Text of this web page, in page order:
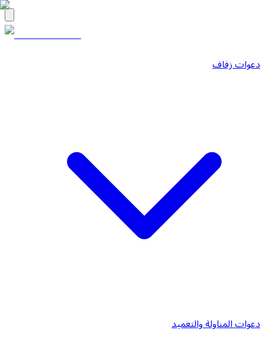
دعوات زفاف
دعوات المناولة والتعميد